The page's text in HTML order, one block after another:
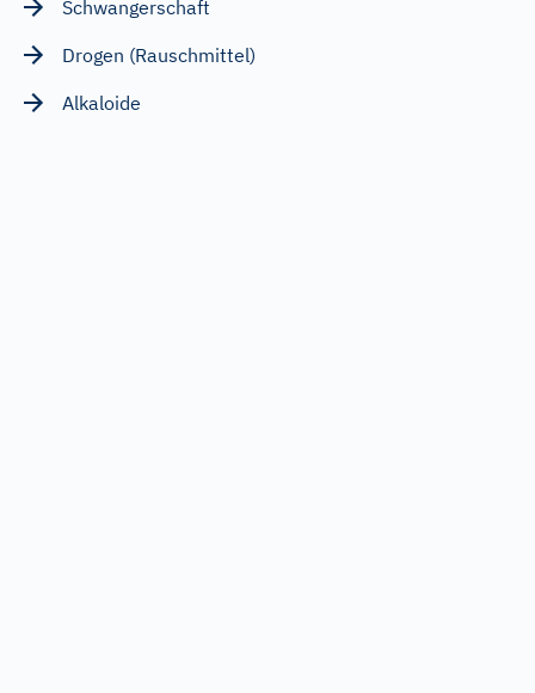
Schwangerschaft
Drogen (Rauschmittel)
Alkaloide